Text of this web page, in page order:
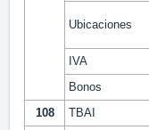
Ubicaciones
IVA
Bonos
108
TBAI